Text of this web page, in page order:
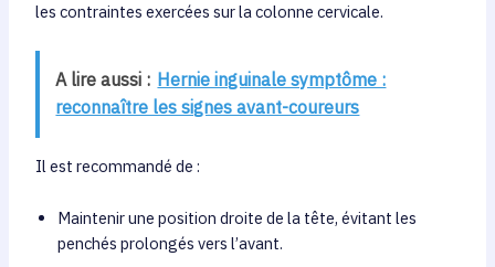
les contraintes exercées sur la colonne cervicale.
A lire aussi : Hernie inguinale symptôme :
reconnaître les signes avant-coureurs
Il est recommandé de :
Maintenir une position droite de la tête, évitant les
penchés prolongés vers l’avant.